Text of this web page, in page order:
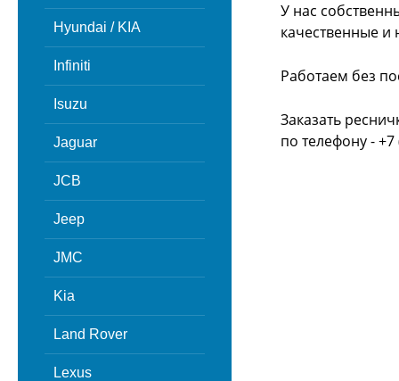
Hyundai / KIA
Infiniti
Isuzu
Jaguar
JCB
Jeep
JMC
Kia
Land Rover
Lexus
У нас
качественные и
Работаем без
Заказать
по телефону -